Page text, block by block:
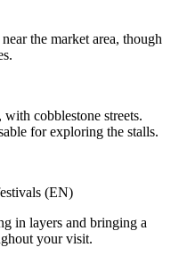
the market area, though
cobblestone streets.
for exploring the stalls.
in layers and bringing a
your visit.